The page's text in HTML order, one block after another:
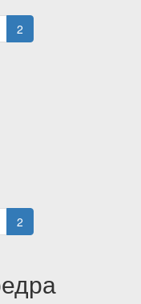
Поточна
сторінка
2
Поточна
сторінка
2